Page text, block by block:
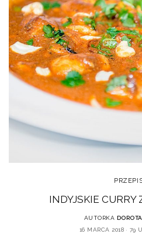
INDYJSKIE CURRY
AUTORKA
16 MARCA 2018
79